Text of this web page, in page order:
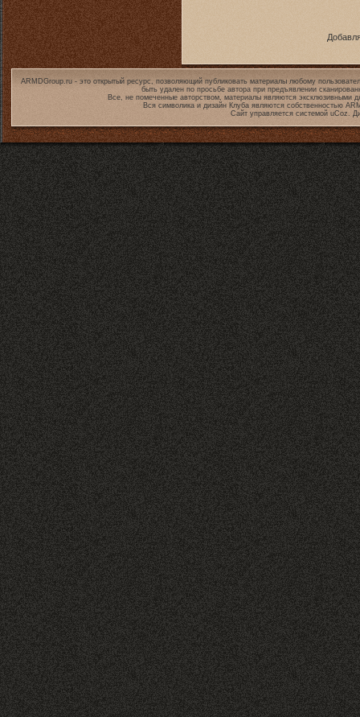
ARMDGroup.ru - это открытый ресурс, позволяющий публиковать материалы любому
быть удален по просьбе автора при предъявлении
Все, не помеченные авторством, материалы являются эксклюзивными
Вся символика и дизайн Клуба являются собственностью
Сайт управляется системой uCoz.